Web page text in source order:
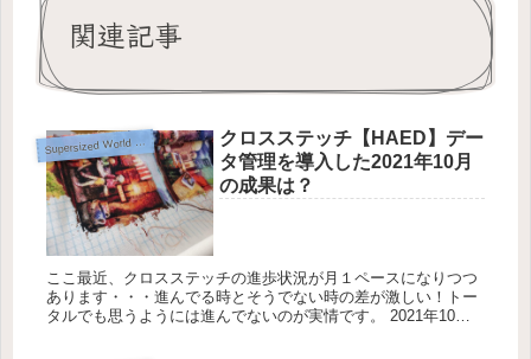
関連記事
S upersized World Travel Bookshelf【Heaven and Earth Designs】
クロスステッチ【HAED】デー
タ管理を導入した2021年10月
の成果は？
ここ最近、クロスステッチの進歩状況が月１ペースになりつつ
あります・・・進んでる時とそうでない時の差が激しい！トー
タルでも思うようには進んでないのが実情です。 2021年10月